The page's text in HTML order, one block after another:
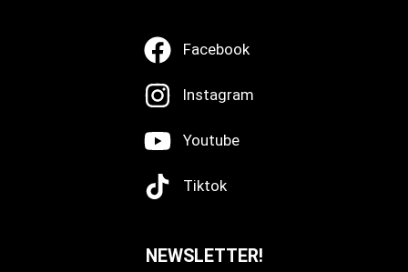
Facebook
Instagram
Youtube
Tiktok
NEWSLETTER!